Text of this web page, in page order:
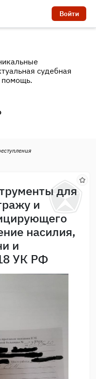
Войти
судебная
помощь.
для
и
насилия,
и
УК РФ